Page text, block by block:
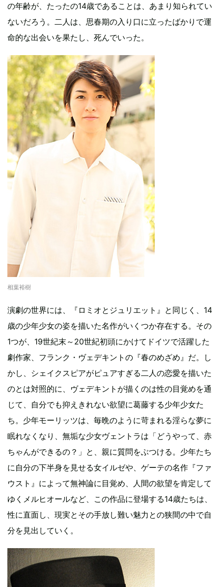
の年齢が、たったの14歳であることは、あまり知られてい
ないだろう。二人は、思春期の入り口に立ったばかりで運
命的な出会いを果たし、死んでいった。
相葉裕樹
演劇の世界には、『ロミオとジュリエット』と同じく、14
歳の少年少女の姿を描いた名作がいくつか存在する。その
1つが、19世紀末～20世紀初頭にかけてドイツで活躍した
劇作家、フランク・ヴェデキントの『春のめざめ』だ。し
かし、シェイクスピアがピュアすぎる二人の恋愛を描いた
のとは対照的に、ヴェデキントが描くのは性の目覚めを通
じて、自分でも抑えきれない欲望に葛藤する少年少女た
ち。少年モーリッツは、毎晩のように苛まれる淫らな夢に
眠れなくなり、無垢な少女ヴェントラは「どうやって、赤
ちゃんができるの？」と、親に質問をぶつける。少年たち
に自分の下半身を見せる女イルゼや、ゲーテの名作『ファ
ウスト』によって無神論に目覚め、人間の欲望を肯定して
ゆくメルヒオールなど、この作品に登場する14歳たちは、
性に直面し、現実とその手放し難い魅力との狭間の中で自
分を見出していく。